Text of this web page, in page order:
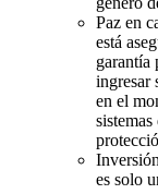
Paz en
está
garantía
ingresar
en el
es solo